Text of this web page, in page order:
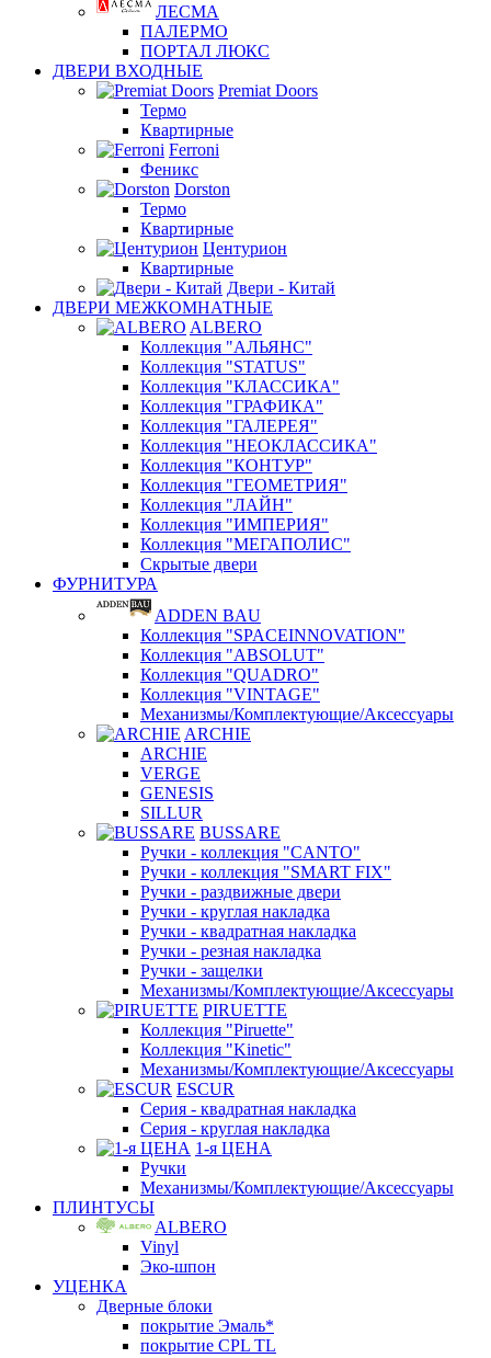
ЛЕСМА
ПАЛЕРМО
ПОРТАЛ ЛЮКС
ДВЕРИ ВХОДНЫЕ
Premiat Doors
Термо
Квартирные
Ferroni
Феникс
Dorston
Термо
Квартирные
Центурион
Квартирные
Двери - Китай
ДВЕРИ МЕЖКОМНАТНЫЕ
ALBERO
Коллекция "АЛЬЯНС"
Коллекция "STATUS"
Коллекция "КЛАССИКА"
Коллекция "ГРАФИКА"
Коллекция "ГАЛЕРЕЯ"
Коллекция "НЕОКЛАССИКА"
Коллекция "КОНТУР"
Коллекция "ГЕОМЕТРИЯ"
Коллекция "ЛАЙН"
Коллекция "ИМПЕРИЯ"
Коллекция "МЕГАПОЛИС"
Скрытые двери
ФУРНИТУРА
ADDEN BAU
Коллекция "SPACEINNOVATION"
Коллекция "ABSOLUT"
Коллекция "QUADRO"
Коллекция "VINTAGE"
Механизмы/Комплектующие/Аксессуары
ARCHIE
ARCHIE
VERGE
GENESIS
SILLUR
BUSSARE
Ручки - коллекция "CANTO"
Ручки - коллекция "SMART FIX"
Ручки - раздвижные двери
Ручки - круглая накладка
Ручки - квадратная накладка
Ручки - резная накладка
Ручки - защелки
Механизмы/Комплектующие/Аксессуары
PIRUETTE
Коллекция "Piruette"
Коллекция "Kinetic"
Механизмы/Комплектующие/Аксессуары
ESCUR
Серия - квадратная накладка
Серия - круглая накладка
1-я ЦЕНА
Ручки
Механизмы/Комплектующие/Аксессуары
ПЛИНТУСЫ
ALBERO
Vinyl
Эко-шпон
УЦЕНКА
Дверные блоки
покрытие Эмаль*
покрытие CPL TL